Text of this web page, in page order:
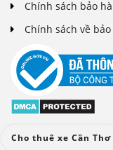
Chính sách bảo
Chính sách về
Cho thuê xe Cần Thơ